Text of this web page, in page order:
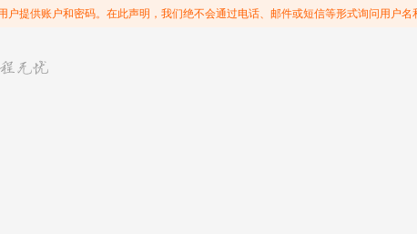
户提供账户和密码。在此声明，我们绝不会通过电话、邮件或短信等形式询问用户名